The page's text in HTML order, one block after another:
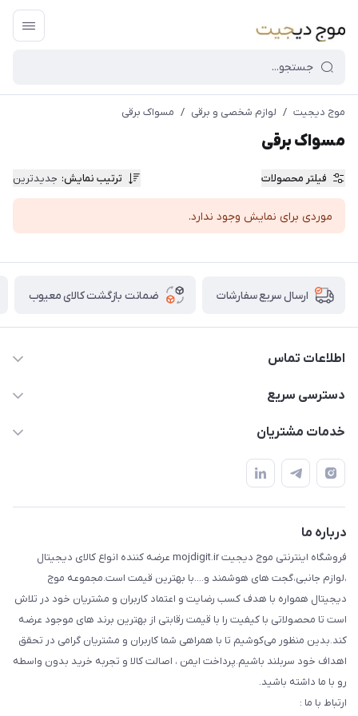
موج دیجیت / لوازم شخصی و برقی / مسواک برقی
مسواک برقی
فیلتر محصولات ترتیب نمایش: جدیدترین
موردی برای نمایش وجود ندارد.
ارسال سریع سفارشات ضمانت بازگشت کالای معیوب
اطلاعات تماس
واتساپ و تماس 09910568493
دسترسی سریع
حساب کاربری
درباره ما
تماس با ما
خدمات مشتریان
قوانین و مقررات
حریم خصوصی
درباره ما
فروشگاه اینترنتی موج دیجیت mojdigit.ir عرضه کننده انواع کالای دیجیتال
،لوازم جانبی،گجت های هوشمند و....با بهترین قیمت است.مجموعه موج
دیجیتال همواره با هدف کسب رضایت و اعتماد کاربران و مشتریان خود در تلاش
است تا محصولاتی با کیفیت را با قیمت رقابتی از بهترین برند های موجود عرضه
کند.بدین منظور می‌کوشیم تا با همراهی شما کاربران و مشتریان گرامی در تحقق
اهداف خود سربلند باشیم.پرداخت ایمن ، اصالت کالا و تجربه خرید بدون واسطه
رو با ما داشته باشید.
ارتباط با ما :